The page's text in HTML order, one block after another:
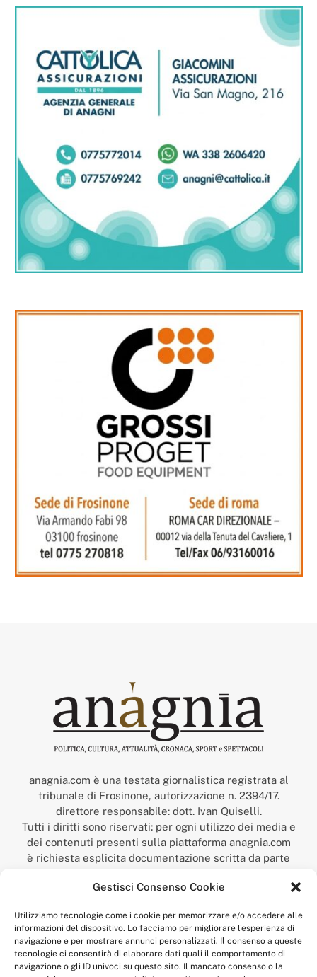
Gestisci Consenso Cookie
Utilizziamo tecnologie come i cookie per memorizzare e/o accedere alle
informazioni del dispositivo. Lo facciamo per migliorare l'esperienza di
navigazione e per mostrare annunci personalizzati. Il consenso a queste
tecnologie ci consentirà di elaborare dati quali il comportamento di
navigazione o gli ID univoci su questo sito. Il mancato consenso o la
anagnia.com è una testata giornalistica registrata al
tribunale di Frosinone, autorizzazione n. 2394/17.
direttore responsabile: dott. Ivan Quiselli.
Tutti i diritti sono riservati: per ogni utilizzo dei media e
dei contenuti presenti sulla piattaforma anagnia.com
è richiesta esplicita documentazione scritta da parte
“Anagnia” è un marchio registrato presso l’Ufficio Italiano
Economico,
num. registrazione: 302017000014044 del 9 febbraio 2017.
Per contatti:redazione@anagnia.com